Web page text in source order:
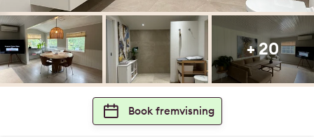
+ 20
Book fremvisning